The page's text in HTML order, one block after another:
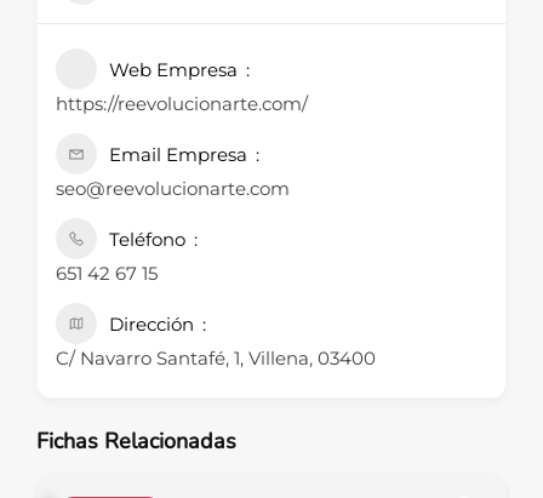
Web Empresa
https://reevolucionarte.com/
Email Empresa
seo@reevolucionarte.com
Teléfono
651 42 67 15
Dirección
C/ Navarro Santafé, 1, Villena, 03400
Fichas Relacionadas